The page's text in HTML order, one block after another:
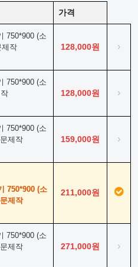
가격
750*900 (소
제작
128,000원 ›
750*900 (소
128,000원 ›
750*900 (소
제작
159,000원 ›
750*900 (소
제작
211,000원
750*900 (소
제작
271,000원 ›